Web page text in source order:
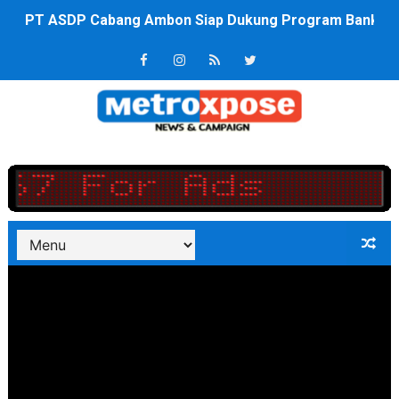
Saadiah Uluputty Buka Pekan Olahraga HUT ke-81 RI
4 Dokter Asal Nias Barat Lulus PPDS di FK USU,
OKU Timur Jalin Komunikasi ke semua Stackholder
Unggul 3 Gol Kesebelasan MKRE FC Raih Tiket
Jelang HUT RI ke 81Turnamen Olah Anak Muda Kota
Bobby Nasution Fokus Infrastruktur Daerah saat